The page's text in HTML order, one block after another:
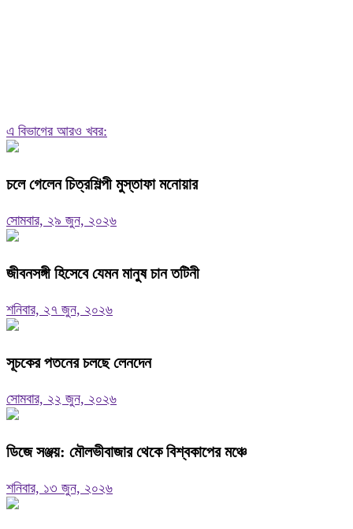
এ বিভাগের আরও খবর:
চলে গেলেন চিত্রশিল্পী মুস্তাফা মনোয়ার
সোমবার, ২৯ জুন, ২০২৬
জীবনসঙ্গী হিসেবে যেমন মানুষ চান তটিনী
শনিবার, ২৭ জুন, ২০২৬
সূচকের পতনের চলছে লেনদেন
সোমবার, ২২ জুন, ২০২৬
ডিজে সঞ্জয়: মৌলভীবাজার থেকে বিশ্বকাপের মঞ্চে
শনিবার, ১৩ জুন, ২০২৬